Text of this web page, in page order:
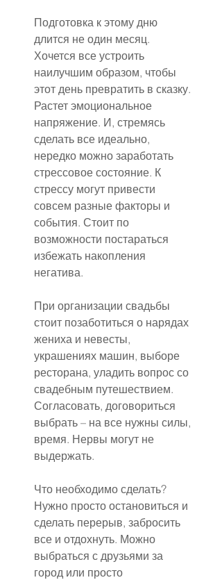
Подготовка к этому дню
длится не один месяц.
Хочется все устроить
наилучшим образом, чтобы
этот день превратить в сказку.
Растет эмоциональное
напряжение. И, стремясь
сделать все идеально,
нередко можно заработать
стрессовое состояние. К
стрессу могут привести
совсем разные факторы и
события. Стоит по
возможности постараться
избежать накопления
негатива.
При организации свадьбы
стоит позаботиться о нарядах
жениха и невесты,
украшениях машин, выборе
ресторана, уладить вопрос со
свадебным путешествием.
Согласовать, договориться
выбрать – на все нужны силы,
время. Нервы могут не
выдержать.
Что необходимо сделать?
Нужно просто остановиться и
сделать перерыв, забросить
все и отдохнуть. Можно
выбраться с друзьями за
город или просто